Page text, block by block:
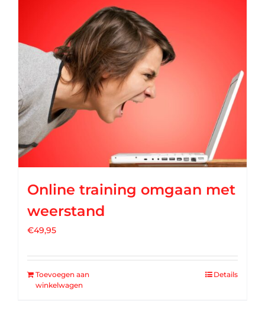
Online training omgaan met
weerstand
€49,95
Toevoegen aan
winkelwagen
Details